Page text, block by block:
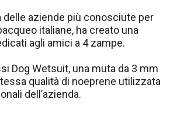
delle aziende più conosciute per
italiane, ha creato una
agli amici a 4 zampe.
Dog Wetsuit, una muta da 3 mm
qualità di noeprene utilizzata
dell’azienda.